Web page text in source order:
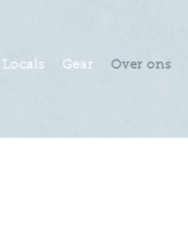
Locals Gear Over ons